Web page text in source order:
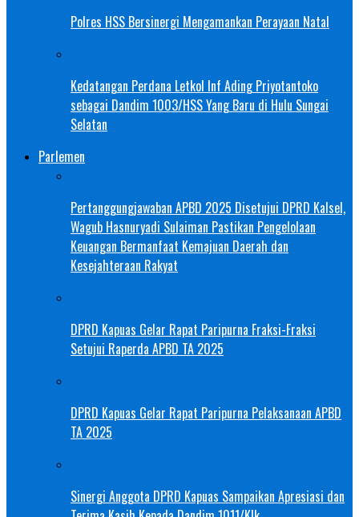
Polres HSS Bersinergi Mengamankan Perayaan Natal
Kedatangan Perdana Letkol Inf Ading Priyotantoko
sebagai Dandim 1003/HSS Yang Baru di Hulu Sungai
Selatan
Parlemen
Pertanggungjawaban APBD 2025 Disetujui DPRD Kalsel,
Wagub Hasnuryadi Sulaiman Pastikan Pengelolaan
Keuangan Bermanfaat Kemajuan Daerah dan
Kesejahteraan Rakyat
DPRD Kapuas Gelar Rapat Paripurna Fraksi-Fraksi
Setujui Raperda APBD TA 2025
DPRD Kapuas Gelar Rapat Paripurna Pelaksanaan APBD
TA 2025
Sinergi Anggota DPRD Kapuas Sampaikan Apresiasi dan